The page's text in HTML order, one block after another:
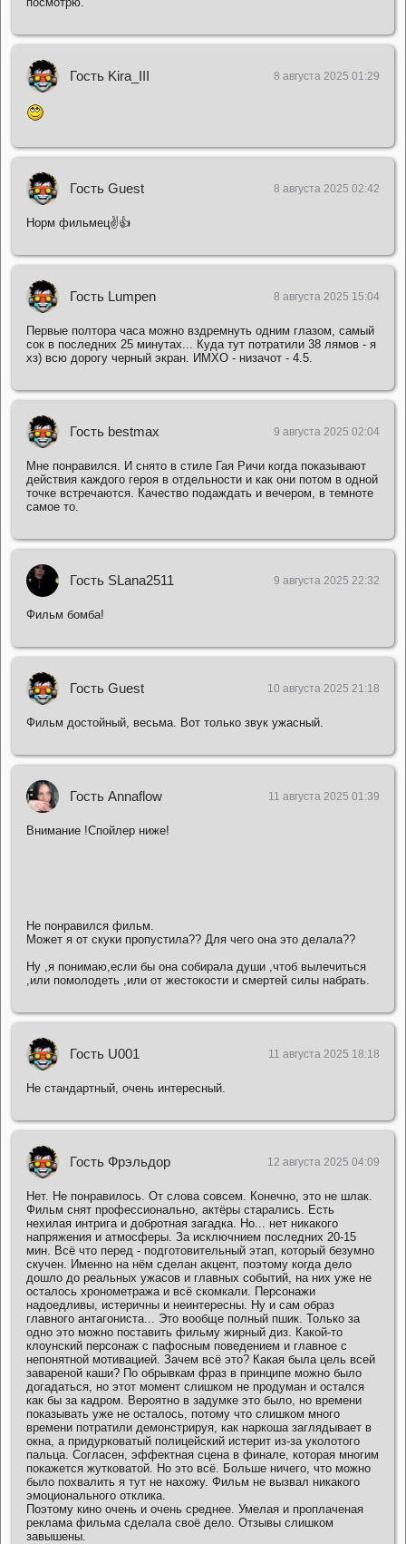
Гость Kira_III 8 августа 2025 01:29
Гость Guest 8 августа 2025 02:42
Норм фильмец✌👍
Гость Lumpen 8 августа 2025 15:04
Первые полтора часа можно вздремнуть одним глазом, самый
сок в последних 25 минутах... Куда тут потратили 38 лямов - я
хз) всю дорогу черный экран. ИМХО - низачот - 4.5.
Гость bestmax 9 августа 2025 02:04
Мне понравился. И снято в стиле Гая Ричи когда показывают
действия каждого героя в отдельности и как они потом в одной
точке встречаются. Качество подаждать и вечером, в темноте
самое то.
Гость SLana2511 9 августа 2025 22:32
Фильм бомба!
Гость Guest 10 августа 2025 21:18
Фильм достойный, весьма. Вот только звук ужасный.
Гость Annaflow 11 августа 2025 01:39
Внимание !Спойлер ниже!
Не понравился фильм.
Может я от скуки пропустила?? Для чего она это делала??
Ну ,я понимаю,если бы она собирала души ,чтоб вылечиться
,или помолодеть ,или от жестокости и смертей силы набрать.
Гость U001 11 августа 2025 18:18
Не стандартный, очень интересный.
Гость Фрэльдор 12 августа 2025 04:09
Нет. Не понравилось. От слова совсем. Конечно, это не шлак.
Фильм снят профессионально, актёры старались. Есть
нехилая интрига и добротная загадка. Но... нет никакого
напряжения и атмосферы. За исключнием последних 20-15
мин. Всё что перед - подготовительный этап, который безумно
скучен. Именно на нём сделан акцент, поэтому когда дело
дошло до реальных ужасов и главных событий, на них уже не
осталось хронометража и всё скомкали. Персонажи
надоедливы, истеричны и неинтересны. Ну и сам образ
главного антагониста... Это вообще полный пшик. Только за
одно это можно поставить фильму жирный диз. Какой-то
клоунский персонаж с пафосным поведением и главное с
непонятной мотивацией. Зачем всё это? Какая была цель всей
завареной каши? По обрывкам фраз в принципе можно было
догадаться, но этот момент слишком не продуман и остался
как бы за кадром. Вероятно в задумке это было, но времени
показывать уже не осталось, потому что слишком много
времени потратили демонстрируя, как наркоша заглядывает в
окна, а придурковатый полицейский истерит из-за уколотого
пальца. Согласен, эффектная сцена в финале, которая многим
покажется жутковатой. Но это всё. Больше ничего, что можно
было похвалить я тут не нахожу. Фильм не вызвал никакого
эмоционального отклика.
Поэтому кино очень и очень среднее. Умелая и проплаченая
реклама фильма сделала своё дело. Отзывы слишком
завышены.